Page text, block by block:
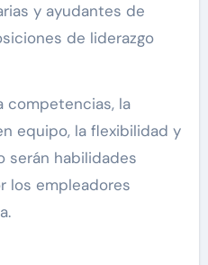
y ayudantes de
de liderazgo
competencias, la
equipo, la flexibilidad y
serán habilidades
los empleadores